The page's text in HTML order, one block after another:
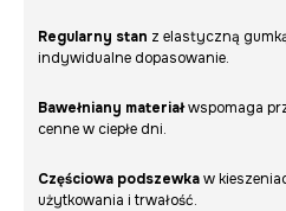
Regularny stan z elastyczną
indywidualne dopasowanie.
Bawełniany materiałwspomaga
cenne w ciepłe dni.
Częściowa podszewkaw
użytkowania i trwałość.